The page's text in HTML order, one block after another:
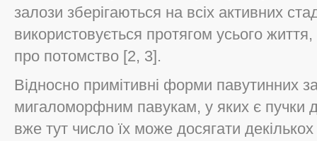
залози зберігаються на всіх активних
використовується протягом усього
про потомство [2, 3].
Відносно примітивні форми павутинних
мигаломорфним павукам, у яких є пучки
вже тут число їх може досягати